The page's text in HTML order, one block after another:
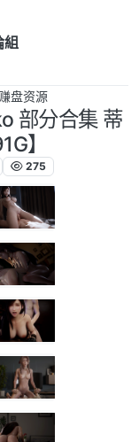
組
盘资源
部分合集 蒂
】
275